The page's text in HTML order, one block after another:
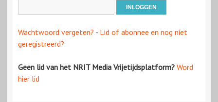
Wachtwoord vergeten? - Lid of abonnee en nog niet
geregistreerd?
Geen lid van het NRIT Media Vrijetijdsplatform? Word
hier lid